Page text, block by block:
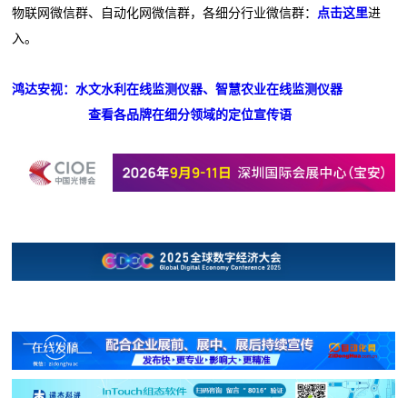
物联网微信群、自动化网微信群，各细分行业微信群：
点击这里进
入。
鸿达安视：水文水利在线监测仪器、智慧农业在线监测仪器
查看各品牌在细分领域的定位宣传语